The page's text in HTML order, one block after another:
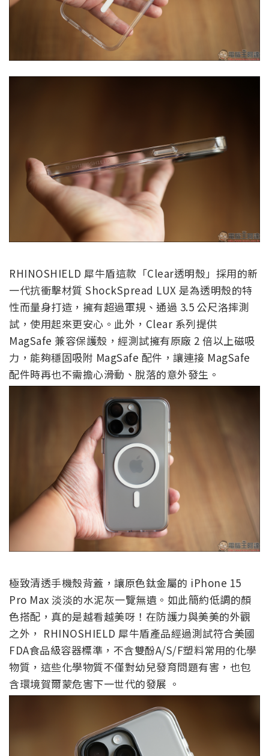
RHINOSHIELD 犀牛盾這款「Clear透明殼」採用的新
一代抗衝擊材質 ShockSpread LUX 是為透明殼的特
性而量身打造，擁有超過軍規、通過 3.5 公尺洛摔測
試，使用起來更安心。此外，Clear 系列提供
MagSafe 兼容保護殼，經測試擁有原廠 2 倍以上磁吸
力，能夠穩固吸附 MagSafe 配件，讓連接 MagSafe
配件時再也不需擔心滑動、脫落的意外發生。
極致清透手機殼背蓋，讓原色鈦金屬的 iPhone 15
Pro Max 淡淡的水泥灰一覽無遺。如此簡約低調的顏
色搭配，真的是越看越美呀！在防護力與美美的外觀
之外， RHINOSHIELD 犀牛盾產品經過測試符合美國
FDA食品級容器標準，不含雙酚A/S/F塑料常用的化學
物質，這些化學物質不僅對幼兒發育問題有害，也包
含環境賀爾蒙危害下一世代的發展 。